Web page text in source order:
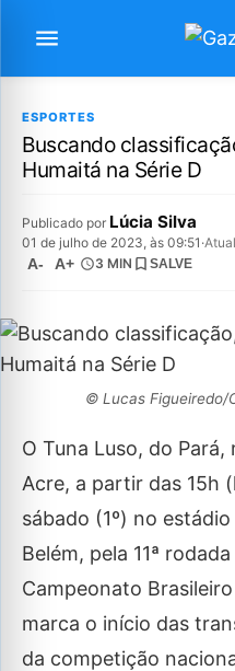
ESPORTES
Buscando
Humaitá na Série D
Publicado por Lúcia Silva
01 de julho de 2023, às 09:51 ·
A- A+ 3 MIN SALVE
© Lucas Figueiredo/
O Tuna Luso, do
Acre, a partir das 15h
sábado (1º) no
Belém, pela 11ª
Campeonato
marca o início das
da competição